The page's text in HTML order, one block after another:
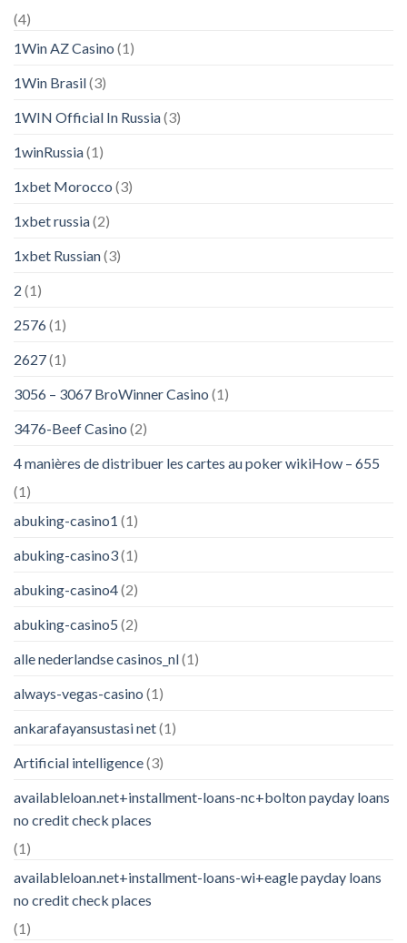
(4)
1Win AZ Casino (1)
1Win Brasil(3)
1WIN Official In Russia(3)
1winRussia(1)
1xbet Morocco (3)
1xbet russia(2)
1xbet Russian(3)
2 (1)
2576(1)
2627(1)
3056 – 3067 BroWinner Casino (1)
3476-Beef Casino (2)
4 manières de distribuer les cartes au poker wikiHow – 655
(1)
abuking-casino1 (1)
abuking-casino3(1)
abuking-casino4(2)
abuking-casino5 (2)
alle nederlandse casinos_nl(1)
always-vegas-casino (1)
ankarafayansustasi net(1)
Artificial intelligence(3)
availableloan.net+installment-loans-nc+bolton payday loans
no credit check places
(1)
availableloan.net+installment-loans-wi+eagle payday loans
no credit check places
(1)